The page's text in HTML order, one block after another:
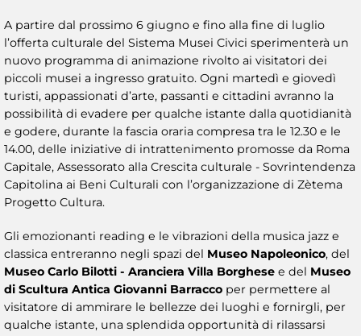
A partire dal prossimo 6 giugno e fino alla fine di luglio
l’offerta culturale del Sistema Musei Civici sperimenterà un
nuovo programma di animazione rivolto ai visitatori dei
piccoli musei a ingresso gratuito. Ogni martedì e giovedì
turisti, appassionati d’arte, passanti e cittadini avranno la
possibilità di evadere per qualche istante dalla quotidianità
e godere, durante la fascia oraria compresa tra le 12.30 e le
14.00, delle iniziative di intrattenimento promosse da Roma
Capitale, Assessorato alla Crescita culturale - Sovrintendenza
Capitolina ai Beni Culturali con l’organizzazione di Zètema
Progetto Cultura.
Gli emozionanti reading e le vibrazioni della musica jazz e
classica entreranno negli spazi del Museo Napoleonico, del
Museo Carlo Bilotti - Aranciera Villa Borghese e del Museo
di Scultura Antica Giovanni Barracco per permettere al
visitatore di ammirare le bellezze dei luoghi e fornirgli, per
qualche istante, una splendida opportunità di rilassarsi